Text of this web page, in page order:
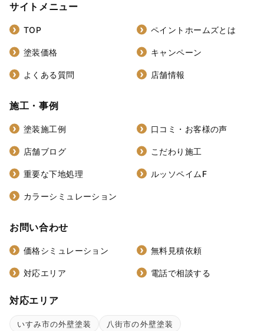
サイトメニュー
TOP ペイントホームズとは
塗装価格 キャンペーン
よくある質問 店舗情報
施工・事例
塗装施工例 口コミ・お客様の声
店舗ブログ こだわり施工
重要な下地処理 ルッソペイムF
カラーシミュレーション
お問い合わせ
価格シミュレーション 無料見積依頼
対応エリア 電話で相談する
対応エリア
いすみ市の外壁塗装
八街市の外壁塗装